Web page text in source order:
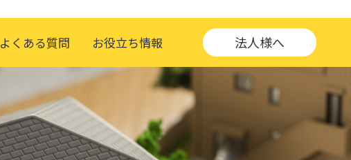
よくある質問 お役立ち情報 法人様へ